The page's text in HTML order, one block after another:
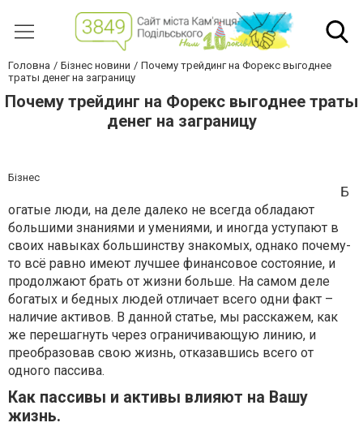
Головна Бізнес новини
Почему трейдинг на Форекс выгоднее
траты денег на заграницу
Почему трейдинг на Форекс выгоднее траты
денег на заграницу
Бізнес
Б
огатые люди, на деле далеко не всегда обладают
большими знаниями и умениями, и иногда уступают в
своих навыках большинству знакомых, однако почему-
то всё равно имеют лучшее финансовое состояние, и
продолжают брать от жизни больше. На самом деле
богатых и бедных людей отличает всего одни факт –
наличие активов. В данной статье, мы расскажем, как
же перешагнуть через ограничивающую линию, и
преобразовав свою жизнь, отказавшись всего от
одного пассива.
Как пассивы и активы влияют на Вашу
жизнь.